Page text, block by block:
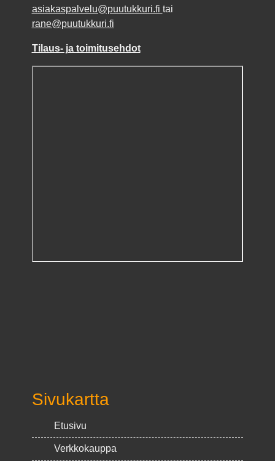
asiakaspalvelu@puutukkuri.fi tai
rane@puutukkuri.fi
Tilaus- ja toimitusehdot
Sivukartta
Etusivu
Verkkokauppa